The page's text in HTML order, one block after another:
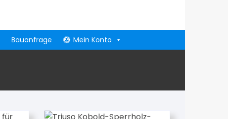
Bauanfrage Mein Konto